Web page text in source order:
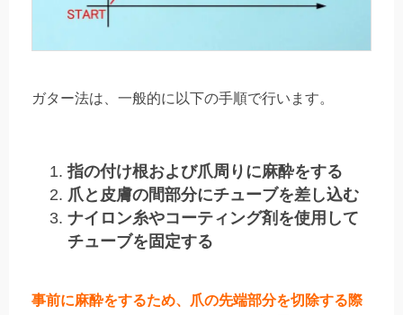
ガター法は、一般的に以下の手順で行います。
指の付け根および爪周りに麻酔をする
爪と皮膚の間部分にチューブを差し込む
ナイロン糸やコーティング剤を使用して
チューブを固定する
事前に麻酔をするため、爪の先端部分を切除する際